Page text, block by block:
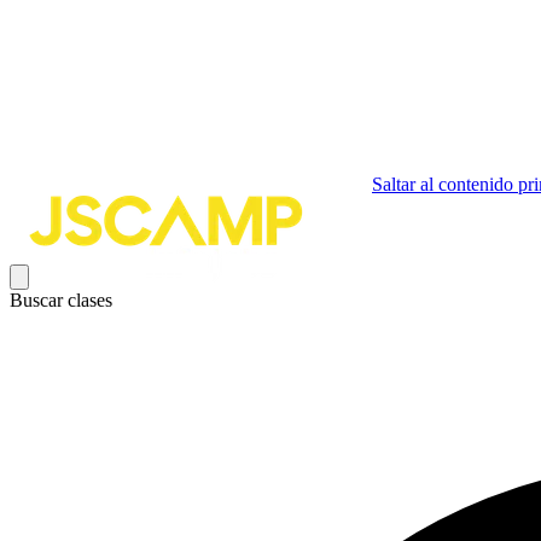
Saltar al contenido
Buscar clases